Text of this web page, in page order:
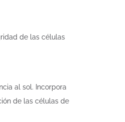
de las células
al sol. Incorpora
de las células de